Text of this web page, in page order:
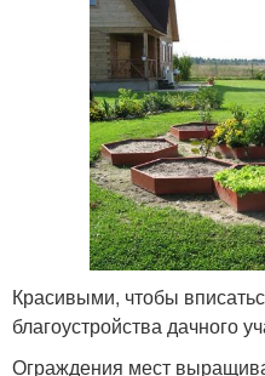
Красивыми, чтобы
благоустройства дачного
Ограждения мест